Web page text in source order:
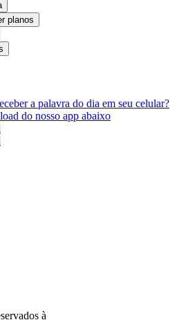
planos
a palavra do dia em seu celular?
do nosso app abaixo
à